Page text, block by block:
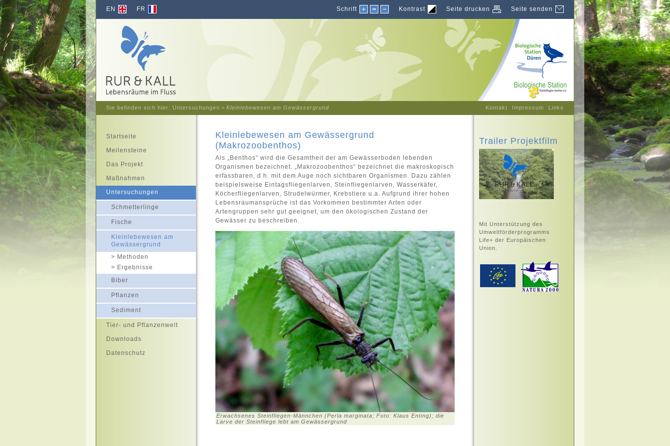
Kontakt Impressum Links
Sie befinden sich hier: Untersuchungen > Kleinlebewesen am Gewässergrund
EN FR Schrift Kontrast Seite drucken Seite senden
Startseite
Meilensteine
Das Projekt
Maßnahmen
Untersuchungen
Schmetterlinge
Fische
Kleinlebewesen am
Gewässergrund
Methoden
Ergebnisse
Biber
Pflanzen
Sediment
Tier- und Pflanzenwelt
Downloads
Datenschutz
Trailer Projektfilm
Mit Unterstützung des
Umweltförderprogramms
Life+ der Europäischen
Union.
Kleinlebewesen am Gewässergrund
(Makrozoobenthos)
Als „Benthos“ wird die Gesamtheit der am Gewässerboden lebenden
Organismen bezeichnet. „Makrozoobenthos“ bezeichnet die makroskopisch
erfassbaren, d.h. mit dem Auge noch sichtbaren Organismen. Dazu zählen
beispielsweise Eintagsfliegenlarven, Steinfliegenlarven, Wasserkäfer,
Köcherfliegenlarven, Strudelwürmer, Krebstiere u.a. Aufgrund ihrer hohen
Lebensraumansprüche ist das Vorkommen bestimmter Arten oder
Artengruppen sehr gut geeignet, um den ökologischen Zustand der
Gewässer zu beschreiben.
Erwachsenes Steinfliegen-Männchen (Perla marginata; Foto: Klaus Enting); die
Larve der Steinfliege lebt am Gewässergrund